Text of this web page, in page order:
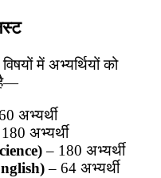
में अभ्यर्थियों को
है—
अभ्यर्थी
अभ्यर्थी
– 180 अभ्यर्थी
– 64 अभ्यर्थी